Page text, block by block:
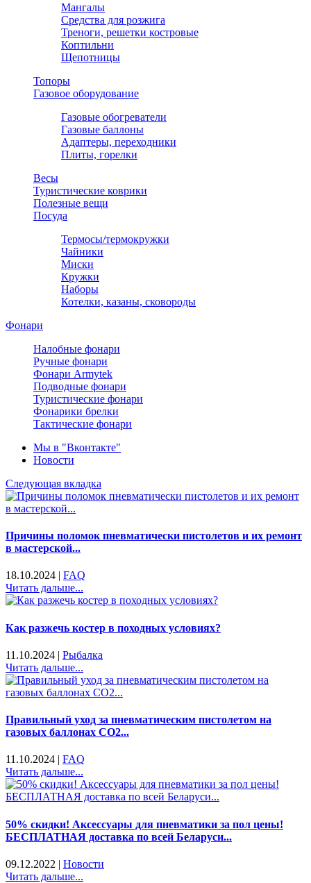
Мангалы
Средства для розжига
Треноги, решетки костровые
Коптильни
Щепотницы
Топоры
Газовое оборудование
Газовые обогреватели
Газовые баллоны
Адаптеры, переходники
Плиты, горелки
Весы
Туристические коврики
Полезные вещи
Посуда
Термосы/термокружки
Чайники
Миски
Кружки
Наборы
Котелки, казаны, сковороды
Фонари
Налобные фонари
Ручные фонари
Фонари Armytek
Подводные фонари
Туристические фонари
Фонарики брелки
Тактические фонари
Мы в "Вконтакте"
Новости
Следующая вкладка
Причины поломок пневматически пистолетов и их ремонт
в мастерской...
18.10.2024 | FAQ
Читать дальше...
Как разжечь костер в походных условиях?
11.10.2024 | Рыбалка
Читать дальше...
Правильный уход за пневматическим пистолетом на
газовых баллонах CO2...
11.10.2024 | FAQ
Читать дальше...
50% скидки! Аксессуары для пневматики за пол цены!
БЕСПЛАТНАЯ доставка по всей Беларуси...
09.12.2022 | Новости
Читать дальше...